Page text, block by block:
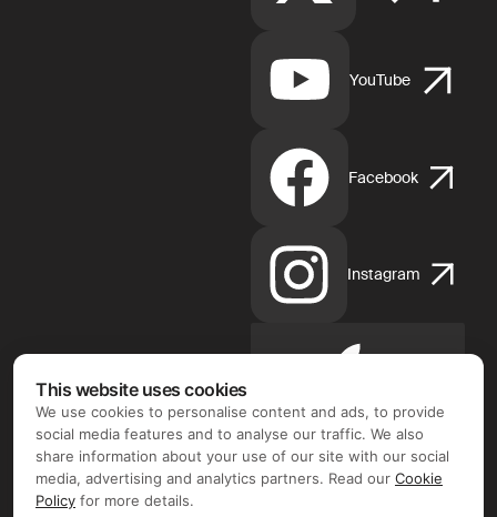
YouTube
Facebook
Instagram
App
Store
This website uses cookies
We use cookies to personalise content and ads, to provide
social media features and to analyse our traffic. We also
share information about your use of our site with our social
media, advertising and analytics partners. Read our Cookie
Policy for more details.